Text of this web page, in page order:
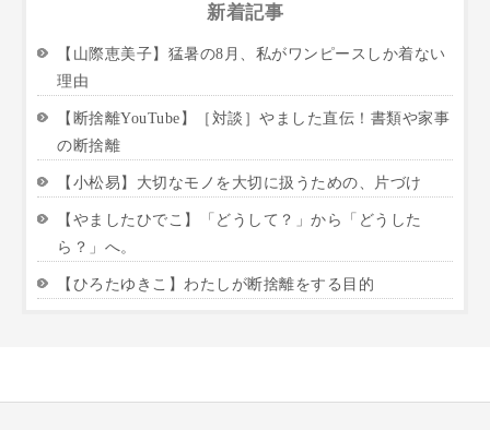
新着記事
【山際恵美子】猛暑の8月、私がワンピースしか着ない
理由
【断捨離YouTube】［対談］やました直伝！書類や家事
の断捨離
【小松易】大切なモノを大切に扱うための、片づけ
【やましたひでこ】「どうして？」から「どうした
ら？」へ。
【ひろたゆきこ】わたしが断捨離をする目的